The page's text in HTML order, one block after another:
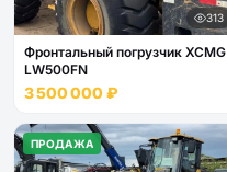
313
Фронтальный погрузчик XCMG
LW500FN
3 500 000 ₽
ПРОДАЖА